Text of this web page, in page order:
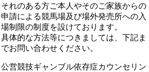
それのある方ご本人やそのご家族からの
申請による競馬場及び場外発売所への入
場制限の制度を設けております。
具体的な方法等につきましては、下記ま
でお問い合わせください。
公営競技ギャンブル依存症カウンセリン